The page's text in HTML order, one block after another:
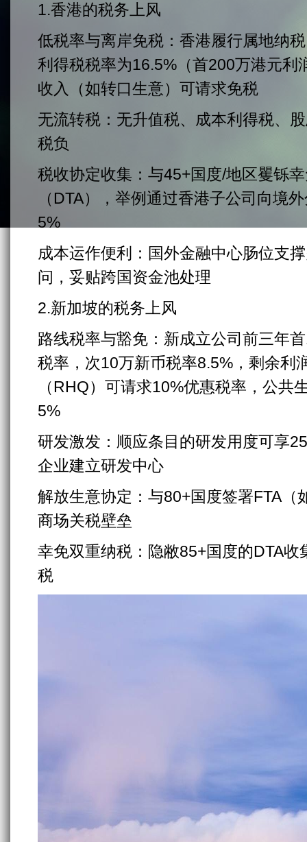
1.香港的税务上风
低税率与离岸免税：香港履行属地纳
利得税税率为16.5%（首200万港元利
收入（如转口生意）可请求免税
无流转税：无升值税、成本利得税、
税负
税收协定收集：与45+国度/地区矍铄
（DTA），举例通过香港子公司向境
5%
成本运作便利：国外金融中心肠位支
问，妥贴跨国资金池处理
2.新加坡的税务上风
路线税率与豁免：新成立公司前三年
税率，次10万新币税率8.5%，剩余利
（RHQ）可请求10%优惠税率，公共
5%
研发激发：顺应条目的研发用度可享
企业建立研发中心
解放生意协定：与80+国度签署FTA（
商场关税壁垒
幸免双重纳税：隐敝85+国度的DTA
税